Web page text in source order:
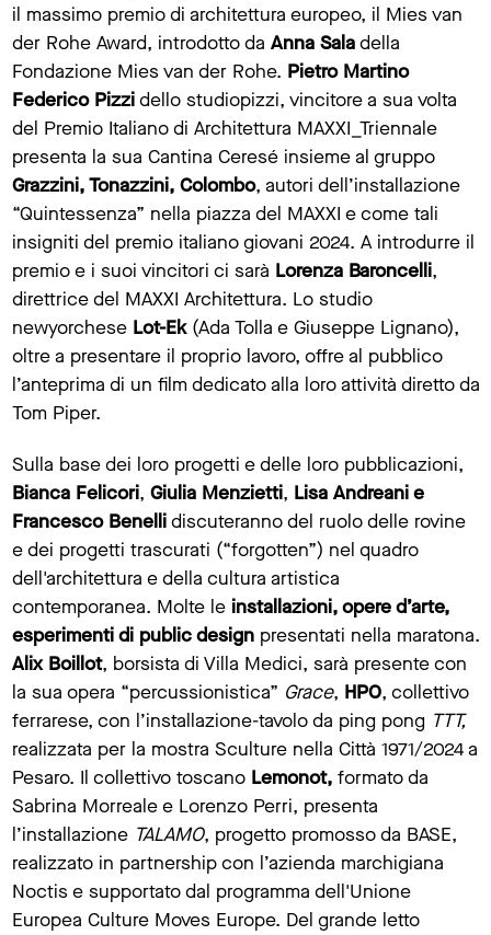
il massimo premio di architettura europeo, il Mies van
der Rohe Award, introdotto da Anna Saladella
Fondazione Mies van der Rohe. Pietro Martino
Federico Pizzidello studiopizzi, vincitore a sua volta
del Premio Italiano di Architettura MAXXI_Triennale
presenta la sua Cantina Ceresé insieme al gruppo
Grazzini, Tonazzini, Colombo, autori dell’installazione
“Quintessenza” nella piazza del MAXXI e come tali
insigniti del premio italiano giovani 2024. A introdurre il
premio e i suoi vincitori ci sarà Lorenza Baroncelli,
direttrice del MAXXI Architettura. Lo studio
newyorchese Lot-Ek(Ada Tolla e Giuseppe Lignano),
oltre a presentare il proprio lavoro, offre al pubblico
l’anteprima di un film dedicato alla loro attività diretto da
Tom Piper.
Sulla base dei loro progetti e delle loro pubblicazioni,
Bianca Felicori, Giulia Menzietti, Lisa Andreanie
Francesco Benellidiscuteranno del ruolo delle rovine
e dei progetti trascurati (“forgotten”) nel quadro
dell'architettura e della cultura artistica
contemporanea. Molte le installazioni, opere d’arte,
esperimenti di public designpresentati nella maratona.
Alix Boillot, borsista di Villa Medici, sarà presente con
la sua opera “percussionistica” Grace, HPO, collettivo
ferrarese, con l’installazione-tavolo da ping pong TTT,
realizzata per la mostra Sculture nella Città 1971/2024 a
Pesaro. Il collettivo toscano Lemonot, formato da
Sabrina Morreale e Lorenzo Perri, presenta
l’installazione TALAMO, progetto promosso da BASE,
realizzato in partnership con l’azienda marchigiana
Noctis e supportato dal programma dell'Unione
Europea Culture Moves Europe. Del grande letto